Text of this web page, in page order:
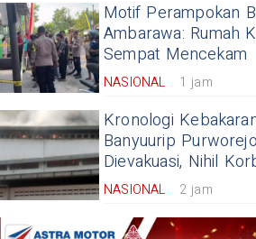
Motif Perampokan
Ambarawa: Rumah
Sempat Mencekam
NASIONAL 1 jam
Kronologi
Banyuurip
Dievakuasi, Nihil
NASIONAL 2 jam